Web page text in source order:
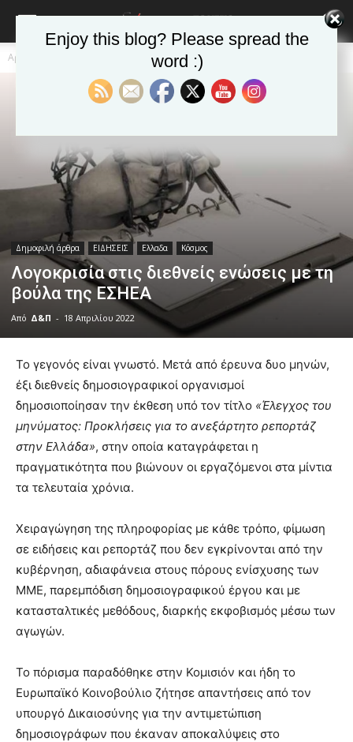
Αρχική
Δημοφιλή άρθρα ΕΙΔΗΣΕΙΣ Ελλαδα Κόσμος
Λογοκρισία στις διεθνείς ενώσεις με τη
βούλα της ΕΣΗΕΑ
Από Δ&Π - 18 Απριλίου 2022
lesbians
very
cam
show.desi
xxx
brandi
teaches
the
meaning
pain.
pornhun
porn
Το γεγονός είναι γνωστό. Μετά από έρευνα δυο μηνών,
έξι διεθνείς δημοσιογραφικοί οργανισμοί
δημοσιοποίησαν την έκθεση υπό τον τίτλο «Έλεγχος του
μηνύματος: Προκλήσεις για το ανεξάρτητο ρεπορτάζ
στην Ελλάδα», στην οποία καταγράφεται η
πραγματικότητα που βιώνουν οι εργαζόμενοι στα μίντια
τα τελευταία χρόνια.
Χειραγώγηση της πληροφορίας με κάθε τρόπο, φίμωση
σε ειδήσεις και ρεπορτάζ που δεν εγκρίνονται από την
κυβέρνηση, αδιαφάνεια στους πόρους ενίσχυσης των
ΜΜΕ, παρεμπόδιση δημοσιογραφικού έργου και με
κατασταλτικές μεθόδους, διαρκής εκφοβισμός μέσω των
αγωγών.
Το πόρισμα παραδόθηκε στην Κομισιόν και ήδη το
Ευρωπαϊκό Κοινοβούλιο ζήτησε απαντήσεις από τον
υπουργό Δικαιοσύνης για την αντιμετώπιση
δημοσιογράφων που έκαναν αποκαλύψεις στο
Enjoy this blog? Please spread the
word :)